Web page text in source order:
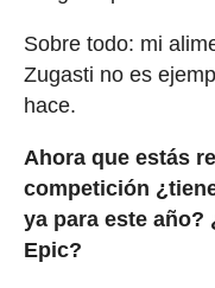
Sobre todo: mi
Zugasti no es
hace.
Ahora que estás
competición
ya para este año?
Epic?